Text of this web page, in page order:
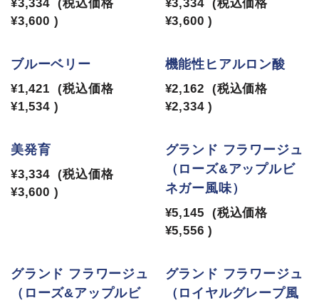
¥3,334 (税込価格
¥3,600 )
¥3,334
(税込価格
¥3,600 )
ブルーベリー
¥1,421
(税込価格
¥1,534 )
機能性ヒアルロン酸
¥2,162
(税込価格
¥2,334 )
美発育
¥3,334 (税込価格
¥3,600 )
グランド フラワージュ
（ローズ&アップルビ
ネガー風味）
¥5,145
(税込価格
¥5,556 )
グランド フラワージュ
（ローズ&アップルビ
グランド フラワージュ
（ロイヤルグレープ風